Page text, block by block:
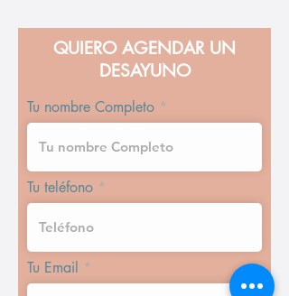
QUIERO AGENDAR UN
DESAYUNO
Tu nombre Completo
Tu teléfono
Tu Email